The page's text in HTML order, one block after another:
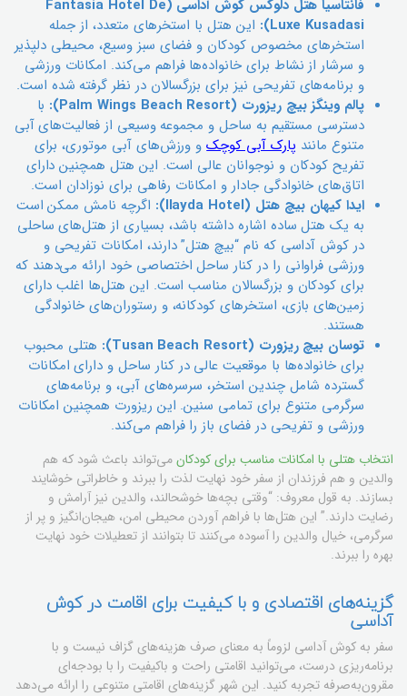
فانتاسیا هتل دلوکس کوش آداسی (Fantasia Hotel De
Luxe Kusadasi):
این هتل با استخرهای متعدد، از جمله
استخرهای مخصوص کودکان و فضای سبز وسیع، محیطی دلپذیر
و سرشار از نشاط برای خانواده‌ها فراهم می‌کند. امکانات ورزشی
و برنامه‌های تفریحی نیز برای بزرگسالان در نظر گرفته شده است.
پالم وینگز بیچ ریزورت (Palm Wings Beach Resort):
با
دسترسی مستقیم به ساحل و مجموعه وسیعی از فعالیت‌های آبی
متنوع مانند پارک آبی کوچکو ورزش‌های آبی موتوری، برای
تفریح کودکان و نوجوانان عالی است. این هتل همچنین دارای
اتاق‌های خانوادگی جادار و امکانات رفاهی برای نوزادان است.
ایدا کیهان بیچ هتل (Ilayda Hotel):
اگرچه نامش ممکن است
به یک هتل ساده اشاره داشته باشد، بسیاری از هتل‌های ساحلی
در کوش آداسی که نام “بیچ هتل” دارند، امکانات تفریحی و
ورزشی فراوانی را در کنار ساحل اختصاصی خود ارائه می‌دهند که
برای کودکان و بزرگسالان مناسب است. این هتل‌ها اغلب دارای
زمین‌های بازی، استخرهای کودکانه، و رستوران‌های خانوادگی
هستند.
توسان بیچ ریزورت (Tusan Beach Resort):
هتلی محبوب
برای خانواده‌ها با موقعیت عالی در کنار ساحل و دارای امکانات
گسترده شامل چندین استخر، سرسره‌های آبی، و برنامه‌های
سرگرمی متنوع برای تمامی سنین. این ریزورت همچنین امکانات
ورزشی و تفریحی در فضای باز را فراهم می‌کند.
انتخاب هتلی با امکانات مناسب برای کودکانمی‌تواند باعث شود که هم
والدین و هم فرزندان از سفر خود نهایت لذت را ببرند و خاطراتی خوشایند
بسازند. به قول معروف: “وقتی بچه‌ها خوشحالند، والدین نیز آرامش و
رضایت دارند.” این هتل‌ها با فراهم آوردن محیطی امن، هیجان‌انگیز و پر از
سرگرمی، خیال والدین را آسوده می‌کنند تا بتوانند از تعطیلات خود نهایت
بهره را ببرند.
گزینه‌های اقتصادی و با کیفیت برای اقامت در کوش
آداسی
سفر به کوش آداسی لزوماً به معنای صرف هزینه‌های گزاف نیست و با
برنامه‌ریزی درست، می‌توانید اقامتی راحت و باکیفیت را با بودجه‌ای
مقرون‌به‌صرفه تجربه کنید. این شهر گزینه‌های اقامتی متنوعی را ارائه می‌دهد